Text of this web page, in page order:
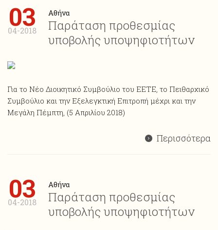
03
04-2018
Αθήνα
Παράταση προθεσμίας
υποβολής υποψηφιοτήτων
Για το Νέο Διοικητικό Συμβούλιο του ΕΕΤΕ, το Πειθαρχικό
Συμβούλιο και την Εξελεγκτική Επιτροπή μέχρι και την
Μεγάλη Πέμπτη, (5 Απριλίου 2018)
Περισσότερα
03
04-2018
Αθήνα
Παράταση προθεσμίας
υποβολής υποψηφιοτήτων